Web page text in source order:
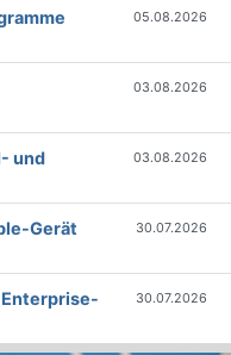
05.08.2026
03.08.2026
und
03.08.2026
Gerät
30.07.2026
Enterprise-
30.07.2026